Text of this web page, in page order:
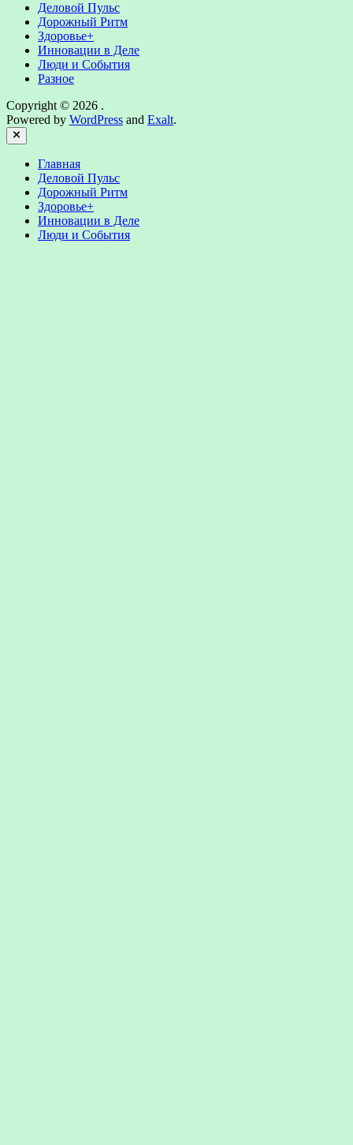
Деловой Пульс
Дорожный Ритм
Здоровье+
Инновации в Деле
Люди и События
Разное
Copyright © 2026 .
Powered by WordPress and Exalt.
Close
Главная
Деловой Пульс
Дорожный Ритм
Здоровье+
Инновации в Деле
Люди и События